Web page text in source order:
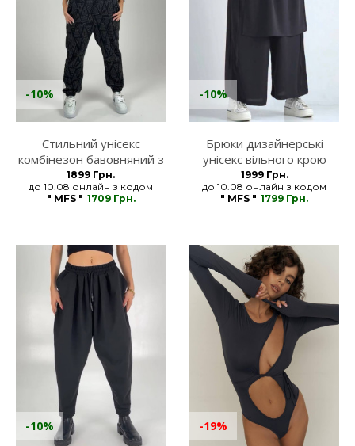
Стильний унісекс
комбінезон бавовняний з
малюнками MFStore
1899 Грн.
до 10.08 онлайн з кодом
" MFS " 1709 Грн.
-10%
Брюки дизайнерські
унісекс вільного крою
чорні MFStore
1999 Грн.
до 10.08 онлайн з кодом
" MFS " 1799 Грн.
-10%
-10% -19%